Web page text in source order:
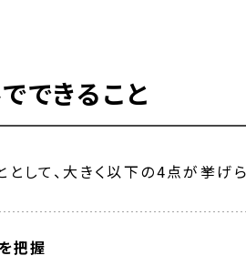
できること
して、大きく以下の4点が挙げら
把握